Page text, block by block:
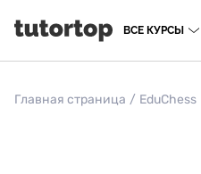
ВСЕ КУРСЫ
Главная страница / EduChess